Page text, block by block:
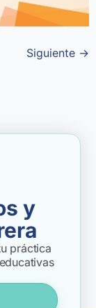
Siguiente →
y
práctica